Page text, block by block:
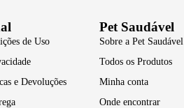
de Uso
e Devoluções
Pet Saudável
Sobre a Pet Saudável
Todos os Produtos
Minha conta
Onde encontrar